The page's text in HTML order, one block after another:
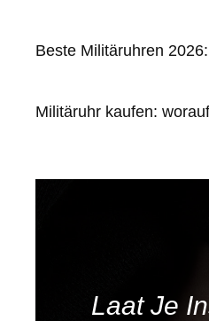
Beste Militäruhren
Militäruhr kaufen:
Laat Je